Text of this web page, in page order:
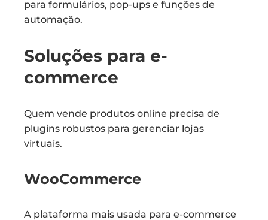
para formulários, pop-ups e funções de
automação.
Soluções para e-
commerce
Quem vende produtos online precisa de
plugins robustos para gerenciar lojas
virtuais.
WooCommerce
A plataforma mais usada para e-commerce